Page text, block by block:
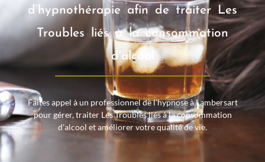
d’hypnothérapie afin de traiter Les
Troubles liés à la consommation
d'alcool
Faites appel à un professionnel de l’hypnose à Lambersart
pour gérer, traiter Les Troubles liés à la consommation
d'alcool et améliorer votre qualité de vie.